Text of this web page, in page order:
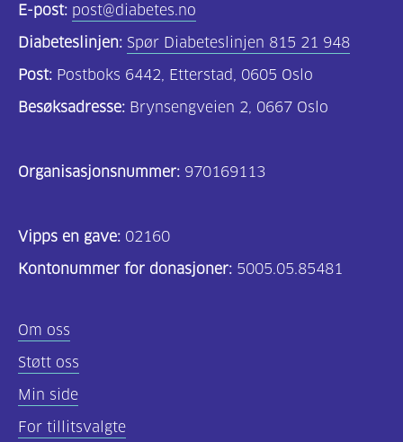
E-post: post@diabetes.no
Diabeteslinjen: Spør Diabeteslinjen 815 21 948
Post: Postboks 6442, Etterstad, 0605 Oslo
Besøksadresse: Brynsengveien 2, 0667 Oslo
Organisasjonsnummer: 970169113
Vipps en gave: 02160
Kontonummer for donasjoner: 5005.05.85481
Om oss
Støtt oss
Min side
For tillitsvalgte